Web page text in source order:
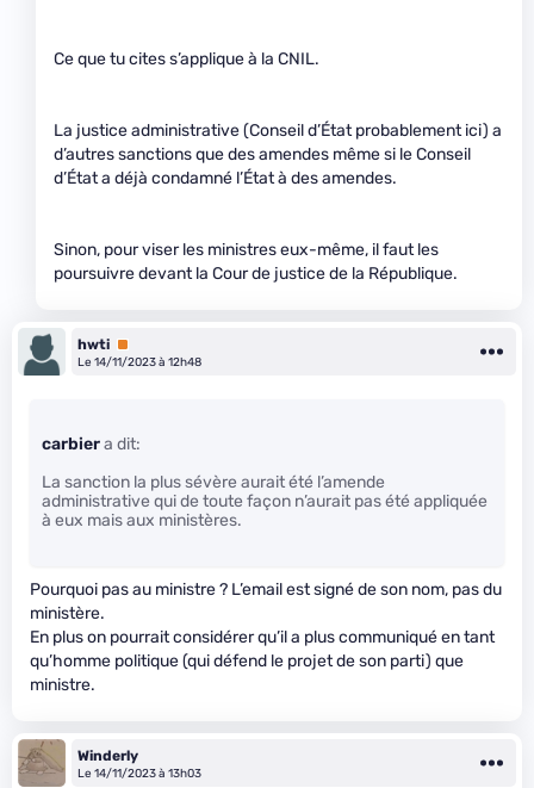
Ce que tu cites s’applique à la CNIL.
La justice administrative (Conseil d’État probablement ici) a
d’autres sanctions que des amendes même si le Conseil
d’État a déjà condamné l’État à des amendes.
Sinon, pour viser les ministres eux-même, il faut les
poursuivre devant la Cour de justice de la République.
hwti Premium
Le 14/11/2023 à 12h48
carbiera dit:
La sanction la plus sévère aurait été l’amende
administrative qui de toute façon n’aurait pas été appliquée
à eux mais aux ministères.
Pourquoi pas au ministre ? L’email est signé de son nom, pas du
ministère.
En plus on pourrait considérer qu’il a plus communiqué en tant
qu’homme politique (qui défend le projet de son parti) que
ministre.
Winderly
Le 14/11/2023 à 13h03